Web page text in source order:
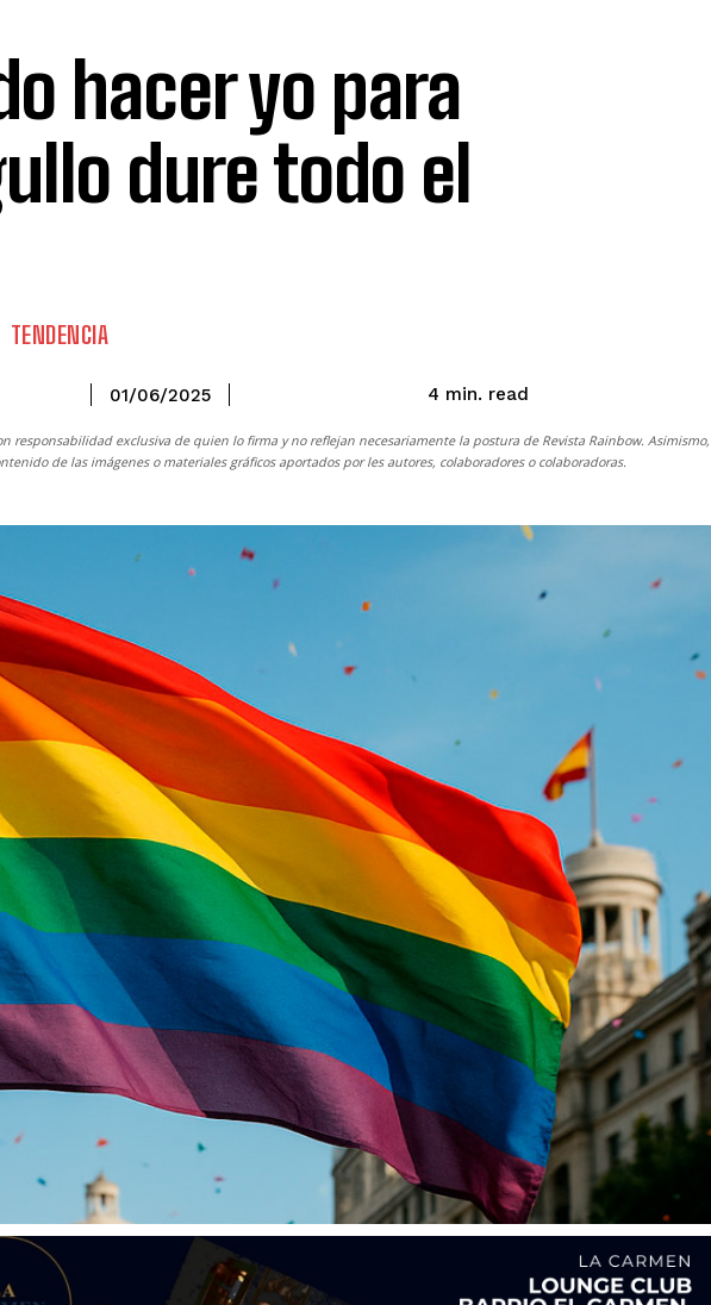
hacer yo para
dure todo el
TENDENCIA
01/06/2025 4 min. read
responsabilidad exclusiva de quien lo firma y no reflejan necesariamente la postura de Revista Rainbow. Asimismo,
de las imágenes o materiales gráficos aportados por les autores, colaboradores o colaboradoras.